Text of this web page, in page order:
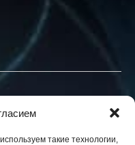
такие технологии,